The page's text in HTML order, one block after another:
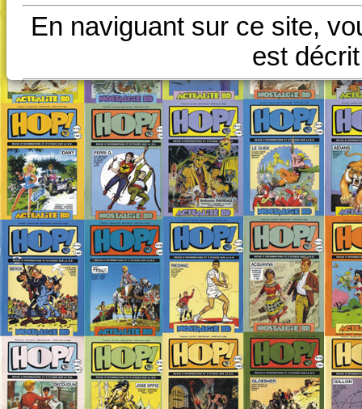
En naviguant sur ce site,
est